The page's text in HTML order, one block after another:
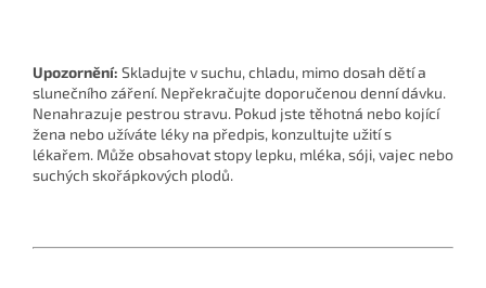
Upozornění: Skladujte v suchu, chladu, mimo dosah dětí a
slunečního záření. Nepřekračujte doporučenou denní dávku.
Nenahrazuje pestrou stravu. Pokud jste těhotná nebo kojící
žena nebo užíváte léky na předpis, konzultujte užití s
lékařem. Může obsahovat stopy lepku, mléka, sóji, vajec nebo
suchých skořápkových plodů.